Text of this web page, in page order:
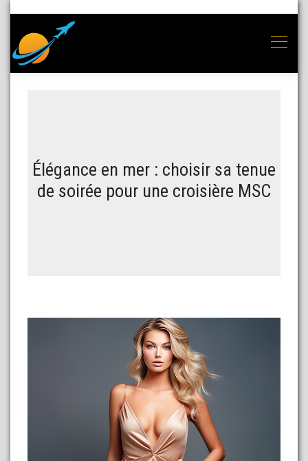
Élégance en mer : choisir sa tenue
de soirée pour une croisière MSC